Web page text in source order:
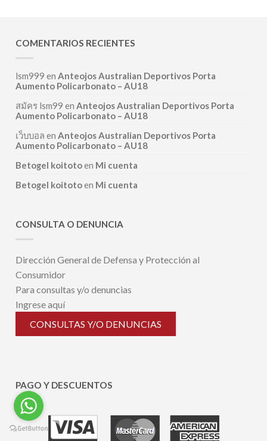
COMENTARIOS RECIENTES
lsm999 enAnteojos Australian Deportivos Porta
Aumento Policarbonato – AU18
สมัคร lsm99 enAnteojos Australian Deportivos Porta
Aumento Policarbonato – AU18
เว็บบอล enAnteojos Australian Deportivos Porta
Aumento Policarbonato – AU18
Betogel koitotoen Mi cuenta
Betogel koitotoen Mi cuenta
CONSULTA O DENUNCIA
Dirección General de Defensa y Protección al
Consumidor
Para consultas y/o denuncias
Ingrese aquí
CONSULTAS Y/O DENUNCIAS
PAGO Y DESCUENTOS